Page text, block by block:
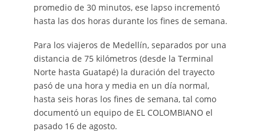
promedio de 30 minutos, ese lapso incrementó
hasta las dos horas durante los fines de semana.
Para los viajeros de Medellín, separados por una
distancia de 75 kilómetros (desde la Terminal
Norte hasta Guatapé) la duración del trayecto
pasó de una hora y media en un día normal,
hasta seis horas los fines de semana, tal como
documentó un equipo de EL COLOMBIANO el
pasado 16 de agosto.